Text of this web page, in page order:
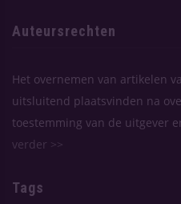
Auteursrechten
Het overnemen van artikelen
uitsluitend plaatsvinden na
toestemming van de uitgever
verder >>
Tags